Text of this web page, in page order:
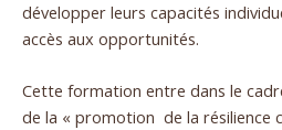
développer leurs capacités
accès aux opportunités.
Cette formation entre dans le
de la « promotion de la résilience